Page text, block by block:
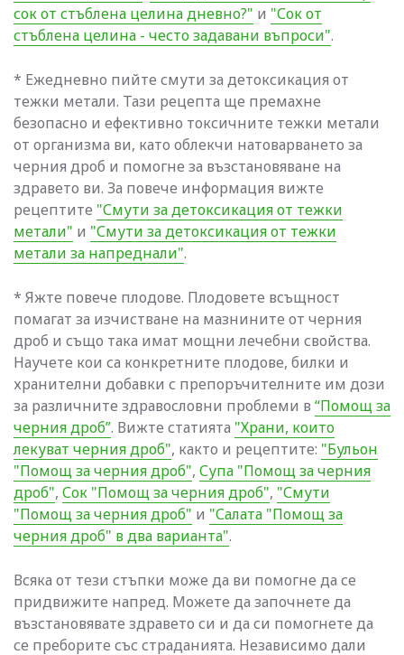
сок от стъблена целина дневно?" и "Сок от
стъблена целина - често задавани въпроси".
* Ежедневно пийте смути за детоксикация от
тежки метали. Тази рецепта ще премахне
безопасно и ефективно токсичните тежки метали
от организма ви, като облекчи натоварването за
черния дроб и помогне за възстановяване на
здравето ви. За повече информация вижте
рецептите "Смути за детоксикация от тежки
метали" и "Смути за детоксикация от тежки
метали за напреднали".
* Яжте повече плодове. Плодовете всъщност
помагат за изчистване на мазнините от черния
дроб и също така имат мощни лечебни свойства.
Научете кои са конкретните плодове, билки и
хранителни добавки с препоръчителните им дози
за различните здравословни проблеми в “Помощ за
черния дроб”. Вижте статията "Храни, които
лекуват черния дроб", както и рецептите: "Бульон
"Помощ за черния дроб", Супа "Помощ за черния
дроб", Сок "Помощ за черния дроб", "Смути
"Помощ за черния дроб" и "Салата "Помощ за
черния дроб" в два варианта".
Всяка от тези стъпки може да ви помогне да се
придвижите напред. Можете да започнете да
възстановявате здравето си и да си помогнете да
се преборите със страданията. Независимо дали